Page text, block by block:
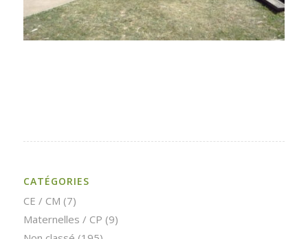
CATÉGORIES
CE / CM (7)
Maternelles / CP (9)